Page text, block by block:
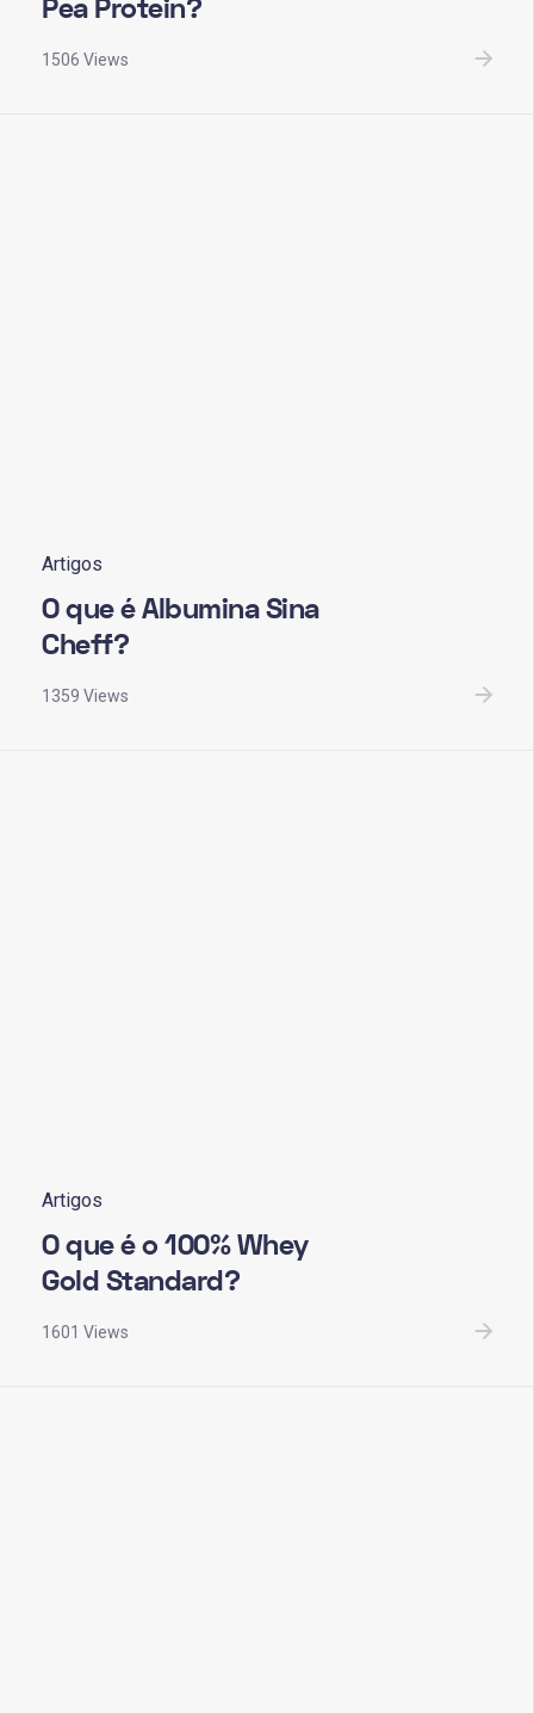
Pea Protein?
1506 Views
Artigos
O que é Albumina Sina
Cheff?
1359 Views
Artigos
O que é o 100% Whey
Gold Standard?
1601 Views